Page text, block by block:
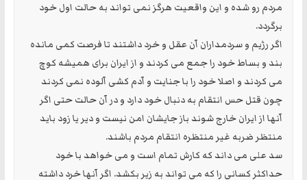
مردم رو شده و این واقعیت هرگز نمی تواند به حالت اول خود
برگردد.
اگر رژیم و سردمداران آن عقل و خرد داشتند تا فرصت کمی مانده
بند و بساط خود را جمع می کردند و از ایران برای همیشه کوچ
می کردند و اصلا خود را با جنایت و آدم کشی آلوده نمی کردند
چون قتل حس انتقام به دنبال خود دارد و در آن حالت حتی اگر
آنها از ایران خارج شوند باز جایشان امن نیست و دیر یا زود باید
منتظر ضربه غیر منتظره انتقام مردم باشند.
سد علی می داند که کارش تمام است و می خواهد با خود
حداکثر کسانی را که می تواند به زیر بکشد. اگر آنها خرد داشته